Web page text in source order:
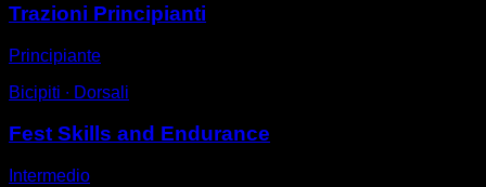
Trazioni Principianti
Principiante
Bicipiti ∙ Dorsali
Fest Skills and Endurance
Intermedio